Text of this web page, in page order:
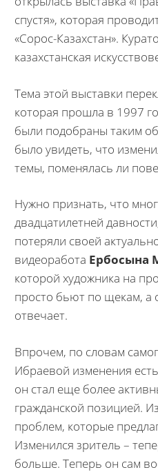
спустя», которая
«Сорос-Казахстан».
казахстанская
Тема этой выставки
которая прошла в 1997
были подобраны таким
было увидеть, что
темы, поменялась ли
Нужно признать, что
двадцатилетней
потеряли своей
видеоработа Ербосына
которой художника на
просто бьют по щекам, а
отвечает.
Впрочем, по словам
Ибраевой изменения
он стал еще более
гражданской позицией.
проблем, которые
Изменился зритель –
больше. Теперь он сам